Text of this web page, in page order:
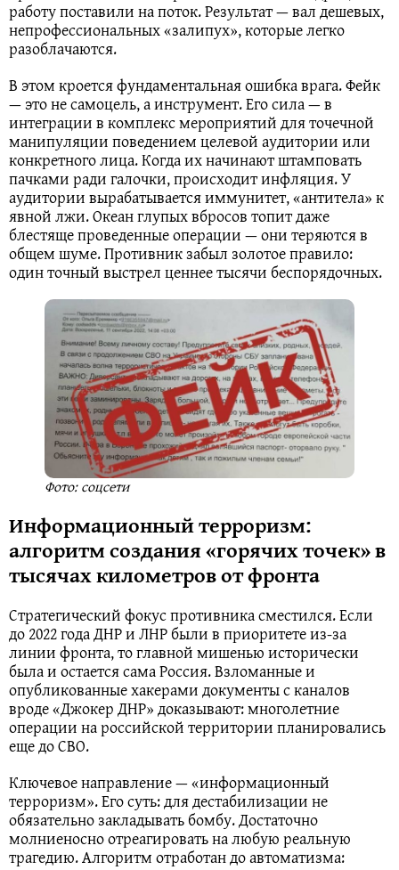
работу поставили на поток. Результат — вал дешевых,
непрофессиональных «залипух», которые легко
разоблачаются.
В этом кроется фундаментальная ошибка врага. Фейк
— это не самоцель, а инструмент. Его сила — в
интеграции в комплекс мероприятий для точечной
манипуляции поведением целевой аудитории или
конкретного лица. Когда их начинают штамповать
пачками ради галочки, происходит инфляция. У
аудитории вырабатывается иммунитет, «антитела» к
явной лжи. Океан глупых вбросов топит даже
блестяще проведенные операции — они теряются в
общем шуме. Противник забыл золотое правило:
один точный выстрел ценнее тысячи беспорядочных.
Фото: соцсети
Информационный терроризм:
алгоритм создания «горячих точек» в
тысячах километров от фронта
Стратегический фокус противника сместился. Если
до 2022 года ДНР и ЛНР были в приоритете из-за
линии фронта, то главной мишенью исторически
была и остается сама Россия. Взломанные и
опубликованные хакерами документы с каналов
вроде «Джокер ДНР» доказывают: многолетние
операции на российской территории планировались
еще до СВО.
Ключевое направление — «информационный
терроризм». Его суть: для дестабилизации не
обязательно закладывать бомбу. Достаточно
молниеносно отреагировать на любую реальную
трагедию. Алгоритм отработан до автоматизма: